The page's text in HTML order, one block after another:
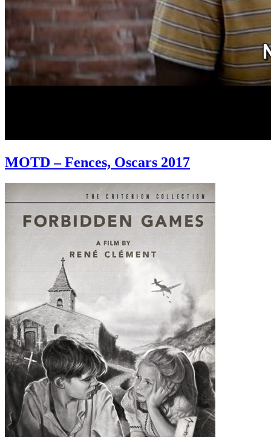
MOTD – Fences, Oscars 2017